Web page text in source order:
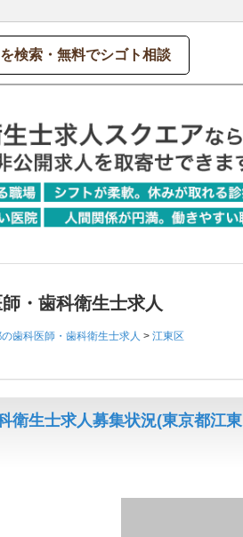
検索・無料でシゴト相談
・歯科衛生士求人
歯科医師・歯科衛生士求人 > 江東区
衛生士求人募集状況(東京都江東